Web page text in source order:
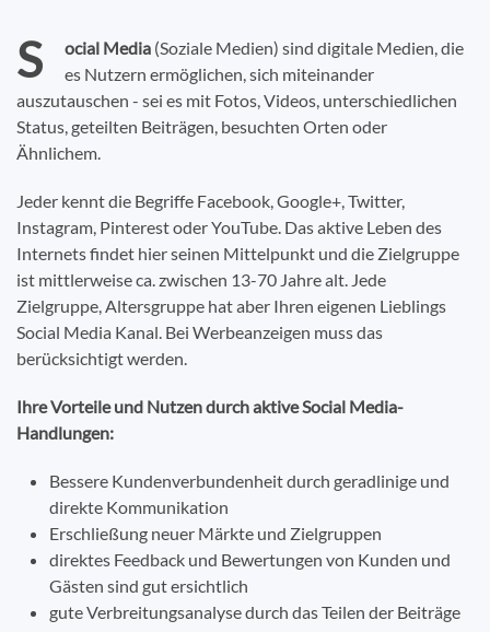
S ocial Media (Soziale Medien) sind digitale Medien, die
es Nutzern ermöglichen, sich miteinander
auszutauschen - sei es mit Fotos, Videos, unterschiedlichen
Status, geteilten Beiträgen, besuchten Orten oder
Ähnlichem.
Jeder kennt die Begriffe Facebook, Google+, Twitter,
Instagram, Pinterest oder YouTube. Das aktive Leben des
Internets findet hier seinen Mittelpunkt und die Zielgruppe
ist mittlerweise ca. zwischen 13-70 Jahre alt. Jede
Zielgruppe, Altersgruppe hat aber Ihren eigenen Lieblings
Social Media Kanal. Bei Werbeanzeigen muss das
berücksichtigt werden.
Ihre Vorteile und Nutzen durch aktive Social Media-
Handlungen:
Bessere Kundenverbundenheit durch geradlinige und
direkte Kommunikation
Erschließung neuer Märkte und Zielgruppen
direktes Feedback und Bewertungen von Kunden und
Gästen sind gut ersichtlich
gute Verbreitungsanalyse durch das Teilen der Beiträge